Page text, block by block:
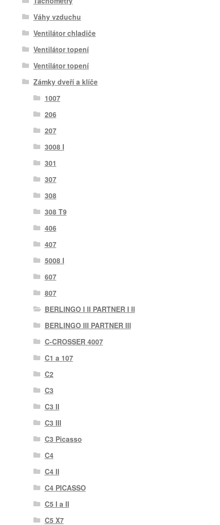
Váhy vzduchu
Ventilátor chladiče
Ventilátor topení
Ventilátor topení
Zámky dveří a klíče
1007
206
207
3008 I
301
307
308
308 T9
406
407
5008 I
607
807
BERLINGO I II PARTNER I II
BERLINGO III PARTNER III
C-CROSSER 4007
C1 a 107
C2
C3
C3 II
C3 III
C3 Picasso
C4
C4 II
C4 PICASSO
C5 I a II
C5 X7